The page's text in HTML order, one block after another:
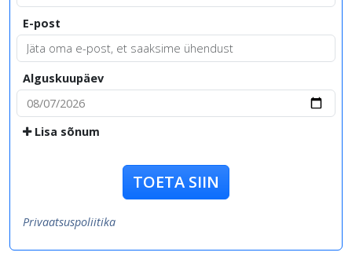
E-post
Alguskuupäev
Lisa sõnum
TOETA SIIN
Privaatsuspoliitika